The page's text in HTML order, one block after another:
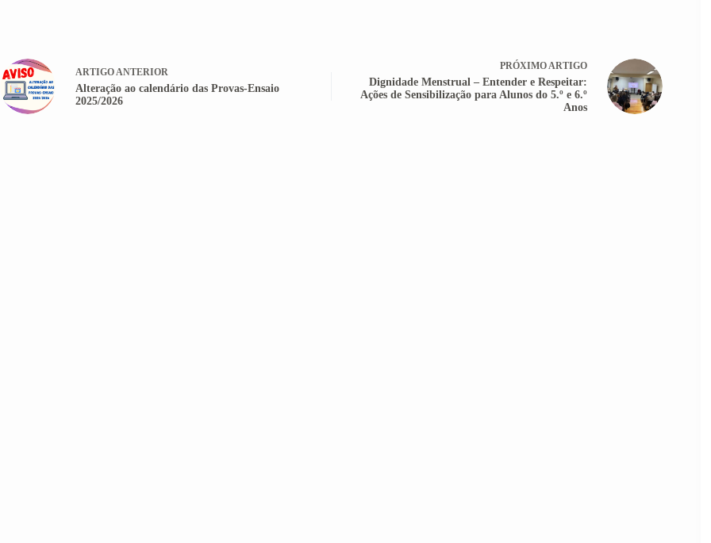
ARTIGOANTERIOR
Alteração ao calendário das Provas-Ensaio
2025/2026
PRÓXIMOARTIGO
Dignidade Menstrual – Entender e Respeitar:
Ações de Sensibilização para Alunos do 5.º e 6.º
Anos